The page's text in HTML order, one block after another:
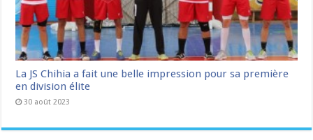
La JS Chihia a fait une belle impression pour sa première
en division élite
30 août 2023